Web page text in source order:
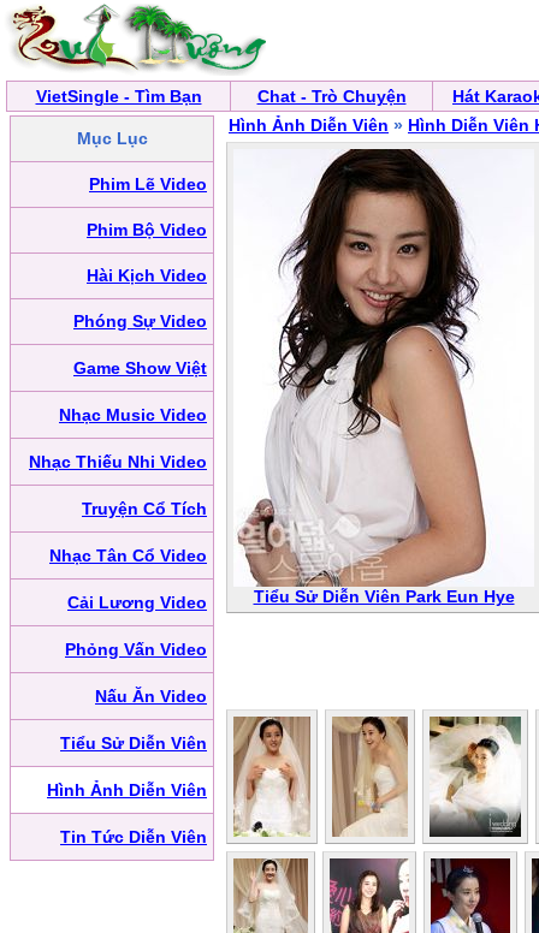
VietSingle - Tìm Bạn Chat - Trò Chuyện Hát
Mục Lục
Phim Lẽ Video
Phim Bộ Video
Hài Kịch Video
Phóng Sự Video
Game Show Việt
Nhạc Music Video
Nhạc Thiếu Nhi Video
Truyện Cổ Tích
Nhạc Tân Cổ Video
Cải Lương Video
Phỏng Vấn Video
Nấu Ăn Video
Tiểu Sử Diễn Viên
Hình Ảnh Diễn Viên
Tin Tức Diễn Viên
Hình Ảnh Diễn Viên » Hình Diễn Viên
Tiểu Sử Diễn Viên Park Eun Hye